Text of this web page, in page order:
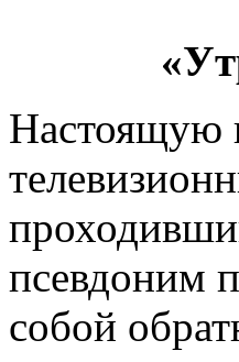
Настоящую
псевдоним
собой